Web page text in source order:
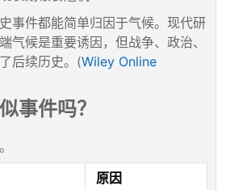
事件都能简单归因于气候。现代研
气候是重要诱因，但战争、政治、
后续历史。(Wiley Online
事件吗？
原因